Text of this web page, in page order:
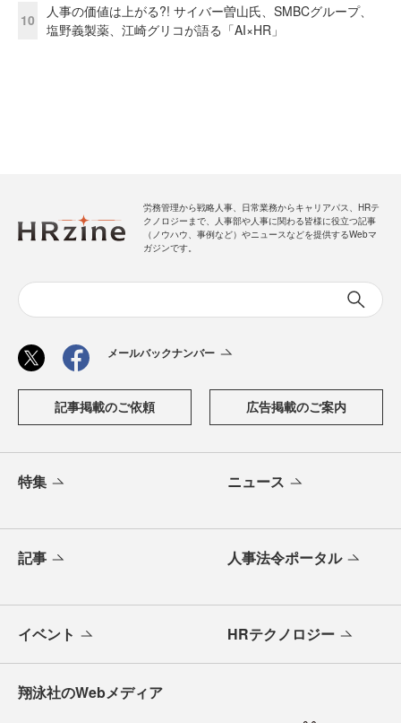
10
人事の価値は上がる?! サイバー曽山氏、SMBCグループ、
塩野義製薬、江崎グリコが語る「AI×HR」
労務管理から戦略人事、日常業務からキャリアパス、HRテ
クノロジーまで、人事部や人事に関わる皆様に役立つ記事
（ノウハウ、事例など）やニュースなどを提供するWebマ
ガジンです。
メールバックナンバー
記事掲載のご依頼 広告掲載のご案内
特集 ニュース
記事 人事法令ポータル
イベント HRテクノロジー
翔泳社のWebメディア